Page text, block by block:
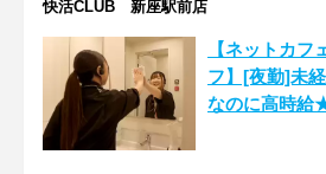
快活CLUB 新座駅前店
【ネットカフ
フ】[夜勤]未
なのに高時